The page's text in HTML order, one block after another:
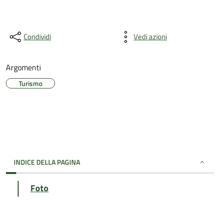
Condividi Vedi azioni
Argomenti
Turismo
INDICE DELLA PAGINA
Foto